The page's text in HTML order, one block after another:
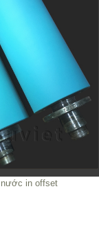
nước in offset